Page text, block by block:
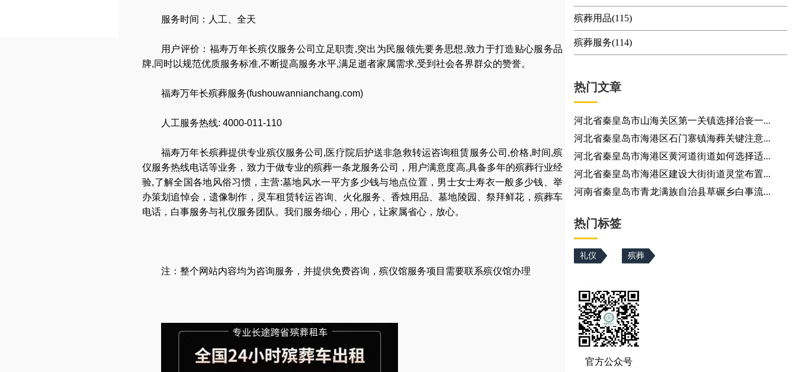
服务时间：人工、全天
用户评价：福寿万年长殡仪服务公司立足职责,突出为民服领先要务思想,致力于打造贴心服务品
牌,同时以规范优质服务标准,不断提高服务水平,满足逝者家属需求,受到社会各界群众的赞誉。
福寿万年长殡葬服务(fushouwannianchang.com)
人工服务热线: 4000-011-110
福寿万年长殡葬提供专业殡仪服务公司 ,医疗院后护送非急救转运咨询租赁服务公司 ,价格,时间,殡
仪服务热线电话等业务，致力于做专业的殡葬一条龙服务公司
，用户满意度高,具备多年的殡葬行业经
验,了解全国各地风俗习惯，主营:墓地风水一平方多少钱与地点位置 ， 男士女士寿衣一般多少钱 、举
办策划追悼会 ， 遗像制作 ， 灵车租赁转运咨询 火化服务 香烛用品 、墓地陵园 、祭拜鲜花 ， 殡葬车
电话 ， 白事服务与礼仪服务团队 。我们服务细心，用心，让家属省心，放心。
注：整个网站内容均为咨询服务，并提供免费咨询，殡仪馆服务项目需要联系殡仪馆办理
殡葬用品(115)
殡葬服务(114)
热门文章
河北省秦皇岛市山海关区第一关镇选择治丧一...
河北省秦皇岛市海港区石门寨镇海葬关键注意...
河北省秦皇岛市海港区黄河道街道如何选择适...
河北省秦皇岛市海港区建设大街街道灵堂布置...
河南省秦皇岛市青龙满族自治县草碾乡白事流...
热门标签
礼仪 殡葬
官方公众号